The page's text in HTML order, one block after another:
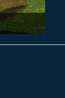
um 11:48